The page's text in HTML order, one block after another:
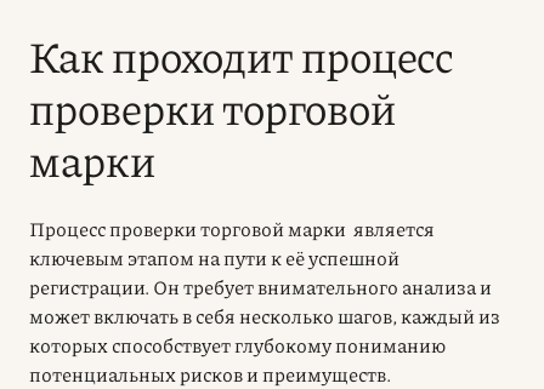
Как проходит процесс
проверки торговой
марки
Процесспроверки торговой марки является
ключевым этапом на пути к её успешной
регистрации. Он требует внимательного анализа и
может включать в себя несколько шагов, каждый из
которых способствует глубокому пониманию
потенциальных рисков и преимуществ.